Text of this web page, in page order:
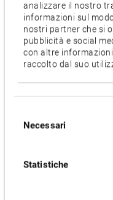
analizzare il nostro
informazioni sul
nostri partner che si
pubblicità e social
con altre
raccolto dal suo
delNecessari
Statistiche